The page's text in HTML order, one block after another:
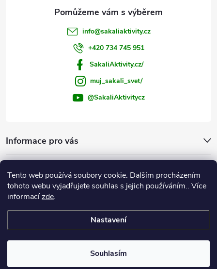
Tento web používá soubory cookie. Dalším procházením
tohoto webu vyjadřujete souhlas s jejich používáním.. Více
informacízde.
Nastavení
Souhlasím
info@sakaliaktivity.cz
+420 734 745 951
SakaliAktivity.cz/
muj_sakali_svet/
@SakaliAktivitycz
Informace pro vás
Instagram
nastavení cookies